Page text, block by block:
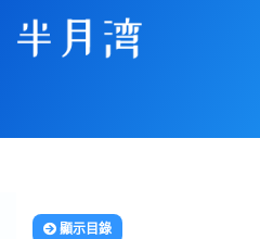
顯示目錄